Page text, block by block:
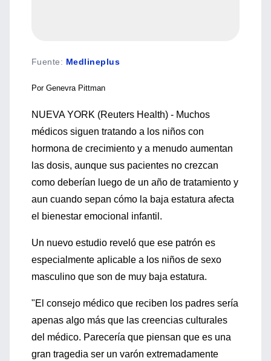
Fuente: Medlineplus
Por Genevra Pittman
NUEVA YORK (Reuters Health) - Muchos
médicos siguen tratando a los niños con
hormona de crecimiento y a menudo aumentan
las dosis, aunque sus pacientes no crezcan
como deberían luego de un año de tratamiento y
aun cuando sepan cómo la baja estatura afecta
el bienestar emocional infantil.
Un nuevo estudio reveló que ese patrón es
especialmente aplicable a los niños de sexo
masculino que son de muy baja estatura.
"El consejo médico que reciben los padres sería
apenas algo más que las creencias culturales
del médico. Parecería que piensan que es una
gran tragedia ser un varón extremadamente